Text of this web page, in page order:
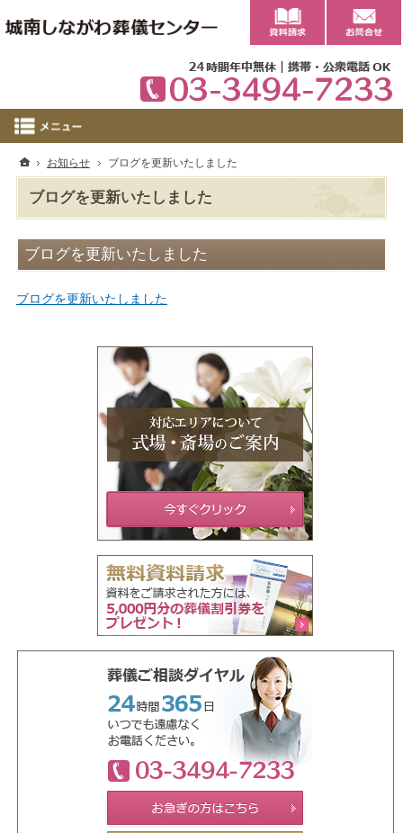
ブログを更新いたしました
ブログを更新いたしました
ブログを更新いたしました
ホーム
お知らせ ブログを更新いたしました